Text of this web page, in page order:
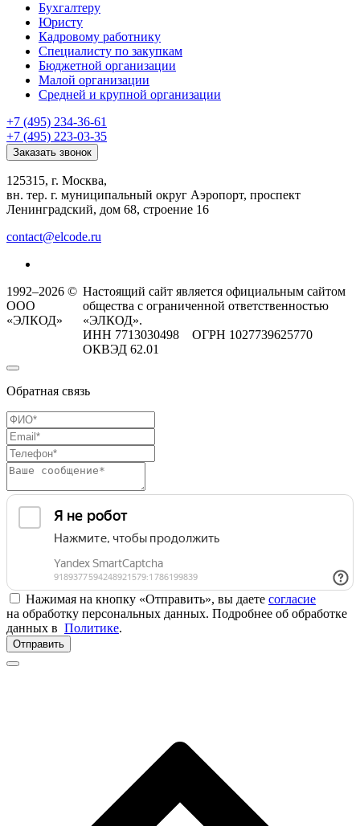
Бухгалтеру
Юристу
Кадровому работнику
Специалисту по закупкам
Бюджетной организации
Малой организации
Средней и крупной организации
+7 (495) 234-36-61
+7 (495) 223-03-35
Заказать звонок
125315, г. Москва,
вн. тер. г. муниципальный округ Аэропорт, проспект
Ленинградский, дом 68, строение 16
contact@elcode.ru
1992–2026 ©
ООО
«ЭЛКОД»
Настоящий сайт является официальным сайтом
общества с ограниченной ответственностью
«ЭЛКОД».
ИНН 7713030498 ОГРН 1027739625770
ОКВЭД 62.01
Обратная связь
Нажимая на кнопку «Отправить», вы даете согласие
на обработку персональных данных. Подробнее об обработке
данных в Политике.
Отправить